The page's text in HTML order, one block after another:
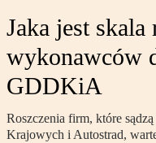
Jaka jest skala
wykonawców
GDDKiA
Roszczenia firm, które
Krajowych i Autostrad,